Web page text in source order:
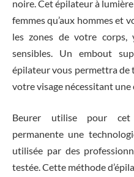
noire. Cet épilateur à
femmes qu’aux hommes et
les zones de votre corps,
sensibles. Un embout
épilateur vous permettra de
votre visage nécessitant
Beurer utilise pour cet
permanente une
utilisée par des
testée. Cette méthode